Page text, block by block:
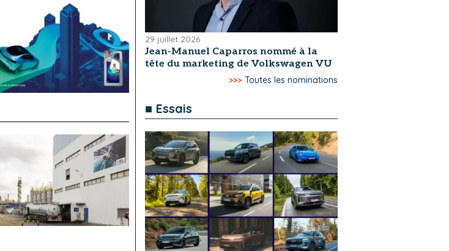
29 juillet 2026
Jean-Manuel Caparros nommé à la
tête du marketing de Volkswagen VU
>>> Toutes les nominations
■ Essais